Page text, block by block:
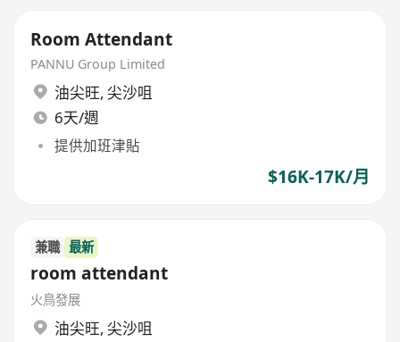
Room Attendant
PANNU Group Limited
油尖旺, 尖沙咀
6天/週
提供加班津貼
$16K-17K/月
兼職 最新
room attendant
火鳥發展
油尖旺, 尖沙咀